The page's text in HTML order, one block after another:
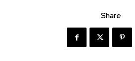
Share